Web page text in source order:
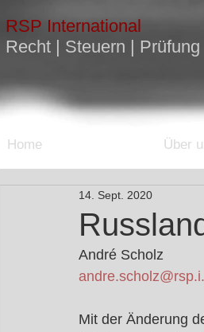
RSP International
Recht | Steuern | Prüfung
Home Über
14. Sept. 2020
André Scholz
Mit der Änderung